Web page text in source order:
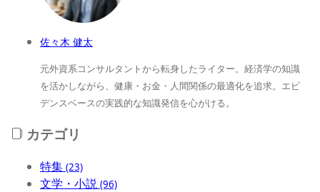
佐々木 健太
元外資系コンサルタントから転身したライター。経済学の知識
を活かしながら、健康・お金・人間関係の最適化を追求。エビ
デンスベースの実践的な知識発信を心がける。
カテゴリ
特集 (23)
文学・小説 (96)